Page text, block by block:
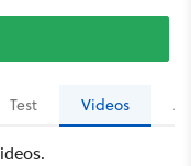
Test Videos